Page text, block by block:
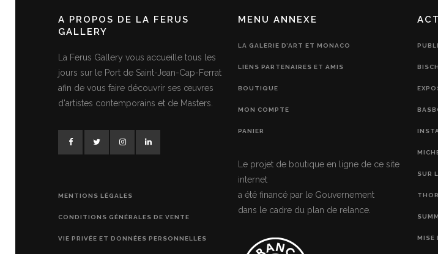
A PROPOS DE LA FERUS
GALLERY
La Ferus Gallery vous accueille tous les
jours sur le Port de Saint-Jean-Cap-Ferrat
afin de vous faire découvrir ses œuvres
d'artistes contemporains et de Masters.
MENTIONS LÉGALES
CONDITIONS GÉNÉRALES DE VENTE
VIE PRIVÉE ET DONNÉES PERSONNELLES
MENU ANNEXE
LA GALERIE D’ART ET MONACO
LIENS PARTENAIRES ET AMIS
BOUTIQUE
MON COMPTE
PANIER
Le projet de boutique en ligne de ce site
internet
a été financé par le Gouvernement
dans le cadre du plan de relance.
BISCH
SUR
MISE